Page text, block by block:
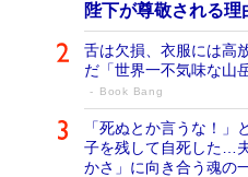
陛下が尊敬される理
舌は欠損、衣服には高
だ「世界一不気味な山
Book Bang
「死ぬとか言うな！」
子を残して自死した…
かさ」に向き合う魂の